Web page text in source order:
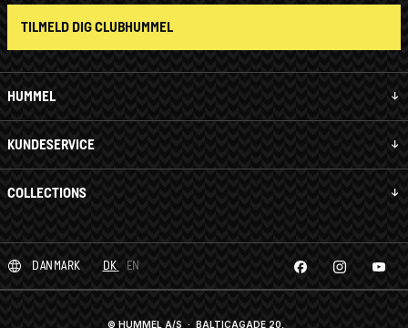
HUMMEL
KUNDESERVICE
COLLECTIONS
TILMELD DIG CLUBHUMMEL
DANMARK DK EN
© HUMMEL A/S · BALTICAGADE 20,